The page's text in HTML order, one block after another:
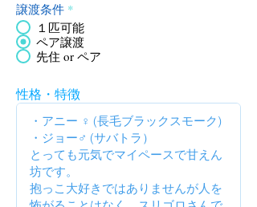
譲渡条件 *
１匹可能
ペア譲渡
先住 or ペア
性格・特徴